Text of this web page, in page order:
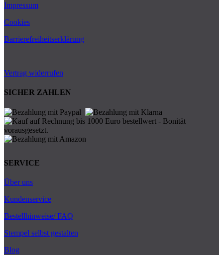
Impressum
Cookies
Barrierefreiheitserklärung
Vertrag widerrufen
SICHER ZAHLEN
SERVICE
Über uns
Kundenservice
Bestellhinweise/ FAQ
Stempel selbst gestalten
Blog